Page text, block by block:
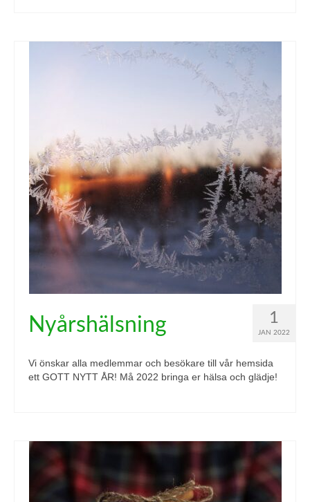
1
JAN 2022
Nyårshälsning
Vi önskar alla medlemmar och besökare till vår hemsida
ett GOTT NYTT ÅR! Må 2022 bringa er hälsa och glädje!